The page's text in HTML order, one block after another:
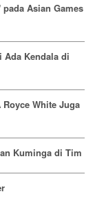
Asian Games
Ada Kendala di
Royce White Juga
Kuminga di Tim